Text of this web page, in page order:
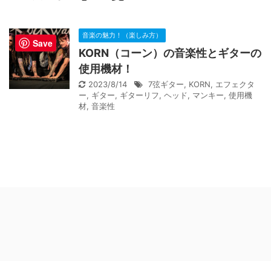
音楽の魅力！（楽しみ方）
KORN（コーン）の音楽性とギターの
使用機材！
2023/8/14 7弦ギター, KORN, エフェクタ
ー, ギター, ギターリフ, ヘッド, マンキー, 使用機
材, 音楽性
Save